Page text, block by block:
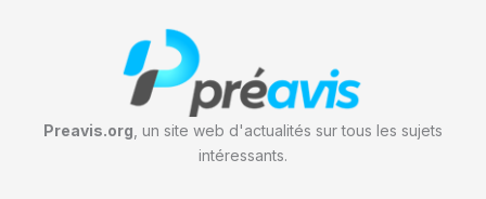
Preavis.org , un site web d'actualités sur tous les sujets
intéressants.